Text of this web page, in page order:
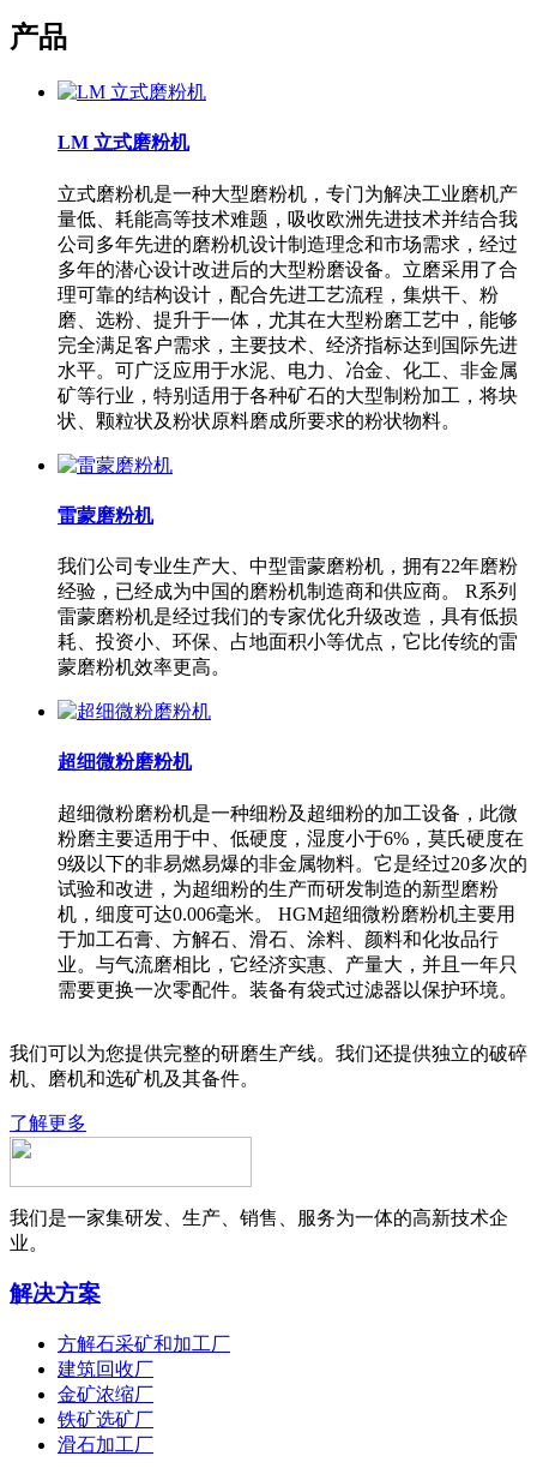
产品
LM 立式磨粉机
立式磨粉机是一种大型磨粉机，专门为解决工业磨机产
量低、耗能高等技术难题，吸收欧洲先进技术并结合我
公司多年先进的磨粉机设计制造理念和市场需求，经过
多年的潜心设计改进后的大型粉磨设备。立磨采用了合
理可靠的结构设计，配合先进工艺流程，集烘干、粉
磨、选粉、提升于一体，尤其在大型粉磨工艺中，能够
完全满足客户需求，主要技术、经济指标达到国际先进
水平。可广泛应用于水泥、电力、冶金、化工、非金属
矿等行业，特别适用于各种矿石的大型制粉加工，将块
状、颗粒状及粉状原料磨成所要求的粉状物料。
雷蒙磨粉机
我们公司专业生产大、中型雷蒙磨粉机，拥有22年磨粉
经验，已经成为中国的磨粉机制造商和供应商。 R系列
雷蒙磨粉机是经过我们的专家优化升级改造，具有低损
耗、投资小、环保、占地面积小等优点，它比传统的雷
蒙磨粉机效率更高。
超细微粉磨粉机
超细微粉磨粉机是一种细粉及超细粉的加工设备，此微
粉磨主要适用于中、低硬度，湿度小于6%，莫氏硬度在
9级以下的非易燃易爆的非金属物料。它是经过20多次的
试验和改进，为超细粉的生产而研发制造的新型磨粉
机，细度可达0.006毫米。 HGM超细微粉磨粉机主要用
于加工石膏、方解石、滑石、涂料、颜料和化妆品行
业。与气流磨相比，它经济实惠、产量大，并且一年只
需要更换一次零配件。装备有袋式过滤器以保护环境。
我们可以为您提供完整的研磨生产线。我们还提供独立的破碎
机、磨机和选矿机及其备件。
了解更多
我们是一家集研发、生产、销售、服务为一体的高新技术企
业。
解决方案
方解石采矿和加工厂
建筑回收厂
金矿浓缩厂
铁矿选矿厂
滑石加工厂